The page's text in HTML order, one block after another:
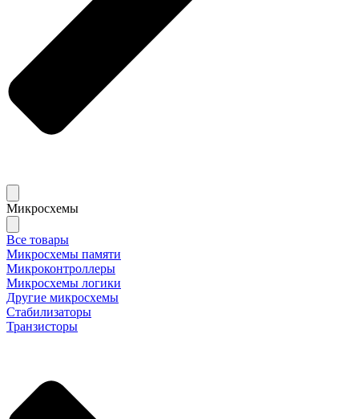
Микросхемы
Все товары
Микросхемы памяти
Микроконтроллеры
Микросхемы логики
Другие микросхемы
Стабилизаторы
Транзисторы